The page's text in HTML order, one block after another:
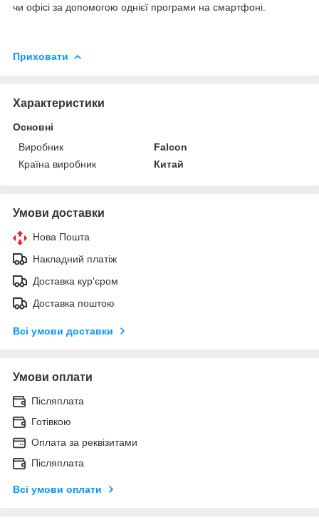
чи офісі за допомогою однієї програми на смартфоні.
Приховати
Характеристики
Основні
Виробник
Falcon
Країна виробник
Китай
Умови доставки
Нова Пошта
Накладний платіж
Доставка кур'єром
Доставка поштою
Всі умови доставки
Умови оплати
Післяплата
Готівкою
Оплата за реквізитами
Післяплата
Всі умови оплати